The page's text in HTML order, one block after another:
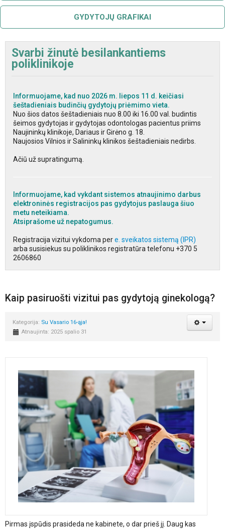
GYDYTOJŲ GRAFIKAI
Svarbi žinutė besilankantiems
poliklinikoje
Informuojame, kad nuo 2026 m. liepos 11 d. keičiasi
šeštadieniais budinčių gydytojų priėmimo vieta.
Nuo šios datos šeštadieniais nuo 8.00 iki 16.00 val. budintis
šeimos gydytojas ir gydytojas odontologas pacientus priims
Naujininkų klinikoje, Dariaus ir Girėno g. 18.
Naujosios Vilnios ir Salininkų klinikos šeštadieniais nedirbs.
Ačiū už supratingumą.
Informuojame, kad vykdant sistemos atnaujinimo darbus
elektroninės registracijos pas gydytojus paslauga šiuo
metu neteikiama.
Atsiprašome už nepatogumus.
Registracija vizitui vykdoma pere. sveikatos sistemą (IPR)
arba susisiekus su poliklinikos registratūra telefonu +370 5
2606860
Kaip pasiruošti vizitui pas gydytoją ginekologą?
Kategorija: Su Vasario 16-ąja!
Atnaujinta: 2025 spalio 31
Pirmas įspūdis prasideda ne kabinete, o dar prieš jį. Daug kas